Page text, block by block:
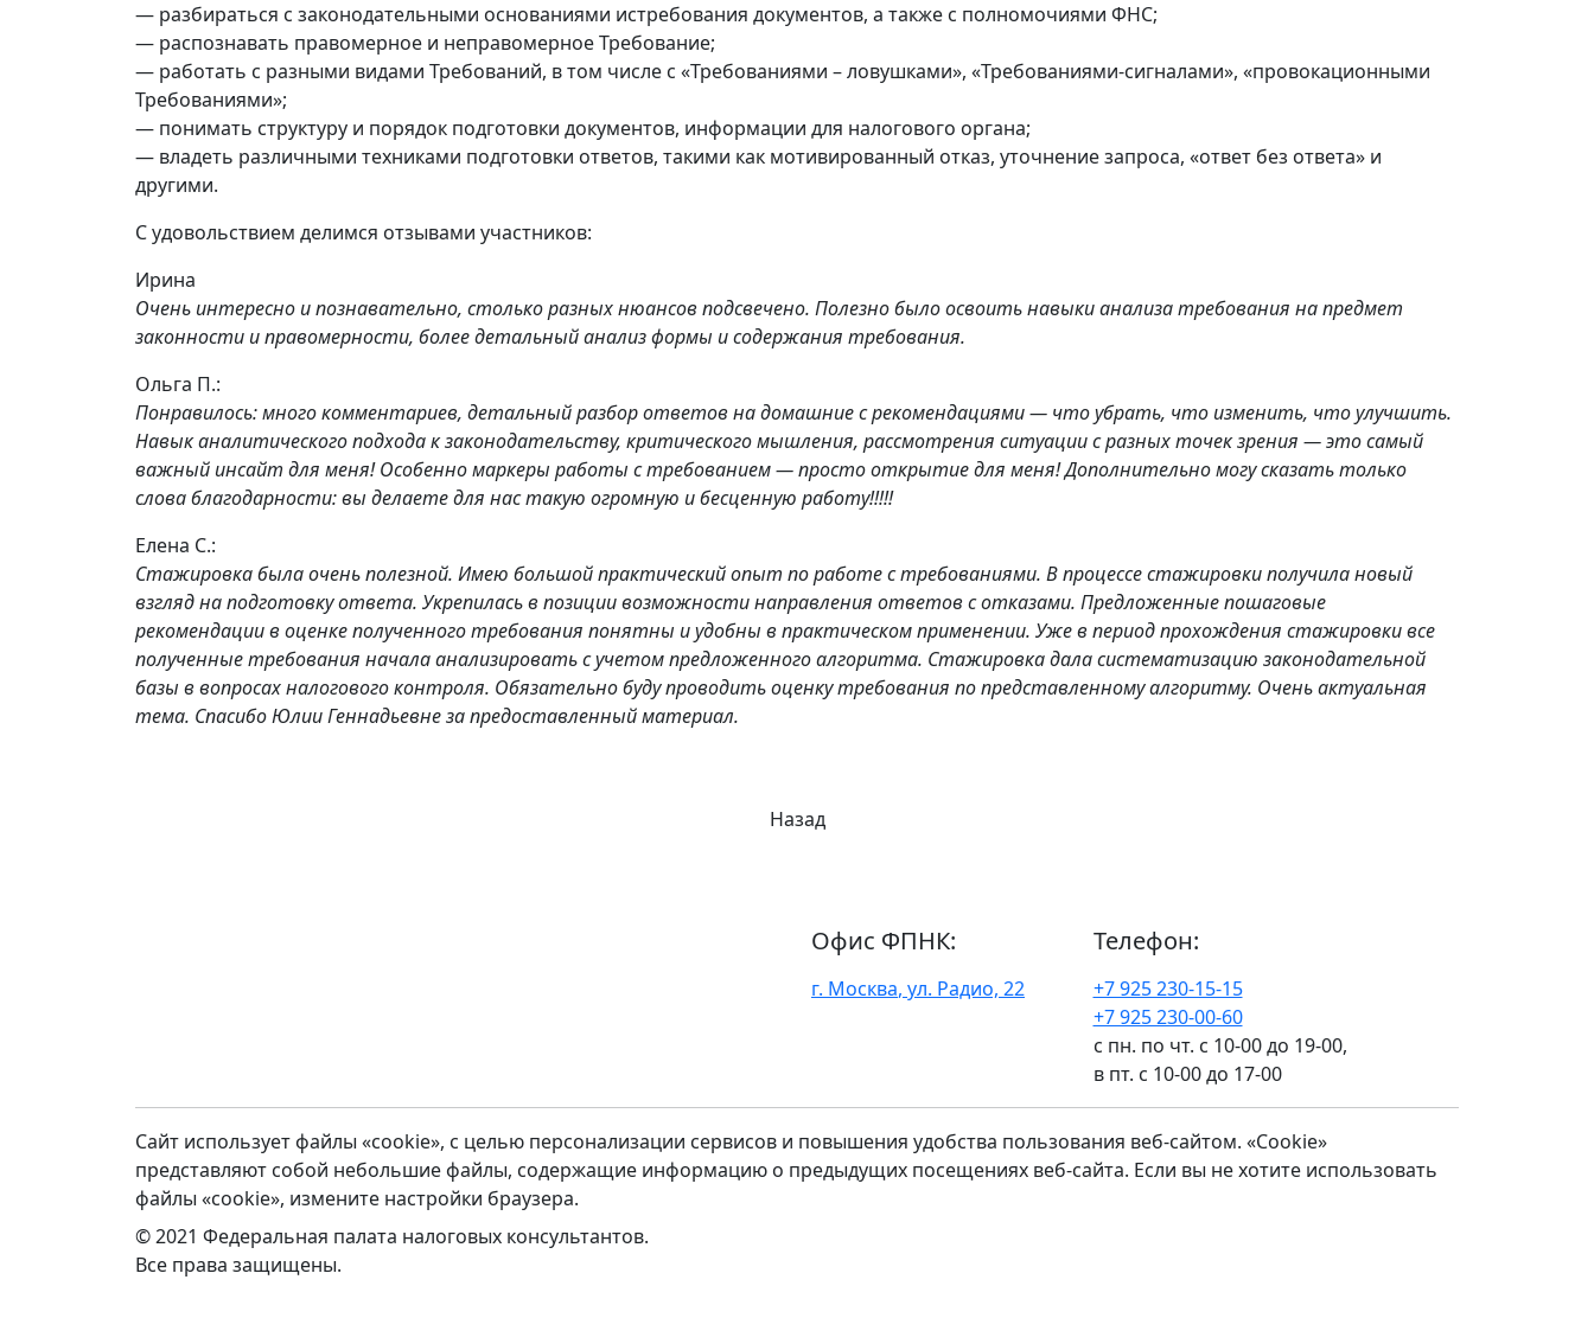
— разбираться с законодательными основаниями истребования документов, а также с полномочиями ФНС;
— распознавать правомерное и неправомерное Требование;
— работать с разными видами Требований, в том числе с «Требованиями – ловушками», «Требованиями-сигналами», «провокационными
Требованиями»;
— понимать структуру и порядок подготовки документов, информации для налогового органа;
— владеть различными техниками подготовки ответов, такими как мотивированный отказ, уточнение запроса, «ответ без ответа» и
другими.
С удовольствием делимся отзывами участников:
Ирина
Очень интересно и познавательно, столько разных нюансов подсвечено. Полезно было освоить навыки анализа требования на предмет
законности и правомерности, более детальный анализ формы и содержания требования.
Ольга П.:
Понравилось: много комментариев, детальный разбор ответов на домашние с рекомендациями — что убрать, что изменить, что улучшить.
Навык аналитического подхода к законодательству, критического мышления, рассмотрения ситуации с разных точек зрения — это самый
важный инсайт для меня! Особенно маркеры работы с требованием — просто открытие для меня! Дополнительно могу сказать только
слова благодарности: вы делаете для нас такую огромную и бесценную работу!!!!!
Елена С.:
Стажировка была очень полезной. Имею большой практический опыт по работе с требованиями. В процессе стажировки получила новый
взгляд на подготовку ответа. Укрепилась в позиции возможности направления ответов с отказами. Предложенные пошаговые
рекомендации в оценке полученного требования понятны и удобны в практическом применении. Уже в период прохождения стажировки все
полученные требования начала анализировать с учетом предложенного алгоритма. Стажировка дала систематизацию законодательной
базы в вопросах налогового контроля. Обязательно буду проводить оценку требования по представленному алгоритму. Очень актуальная
тема. Спасибо Юлии Геннадьевне за предоставленный материал.
Назад
Офис ФПНК:
г. Москва, ул. Радио, 22
Телефон:
+7 925 230-15-15
+7 925 230-00-60
с пн. по чт. с 10-00 до 19-00,
в пт. с 10-00 до 17-00
Сайт использует файлы «cookie», с целью персонализации сервисов и повышения удобства пользования веб-сайтом. «Cookie»
представляют собой небольшие файлы, содержащие информацию о предыдущих посещениях веб-сайта. Если вы не хотите использовать
файлы «cookie», измените настройки браузера.
©2021 Федеральная палата налоговых консультантов.
Все права защищены.